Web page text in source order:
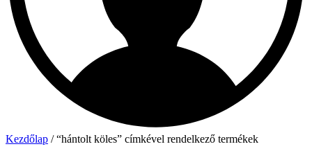
Kezdőlap / “hántolt köles” címkével rendelkező termékek